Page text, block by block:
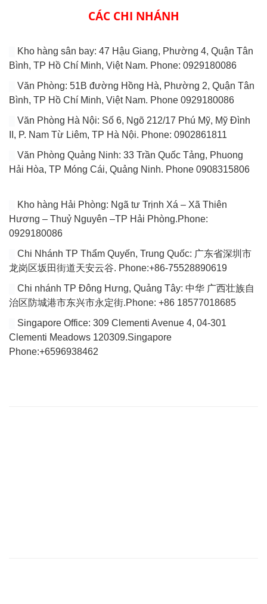
CÁC CHI NHÁNH
Kho hàng sân bay: 47 Hậu Giang, Phường 4, Quận Tân
Bình, TP Hồ Chí Minh, Việt Nam. Phone: 0929180086
Văn Phòng: 51B đường Hồng Hà, Phường 2, Quận Tân
Bình, TP Hồ Chí Minh, Việt Nam. Phone 0929180086
Văn Phòng Hà Nội: Số 6, Ngõ 212/17 Phú Mỹ, Mỹ Đình
II, P. Nam Từ Liêm, TP Hà Nội. Phone: 0902861811
Văn Phòng Quảng Ninh: 33 Trần Quốc Tảng, Phuong
Hải Hòa, TP Móng Cái, Quảng Ninh. Phone 0908315806
Kho hàng Hải Phòng: Ngã tư Trịnh Xá – Xã Thiên
Hương – Thuỷ Nguyên –TP Hải Phòng.Phone:
0929180086
Chi Nhánh TP Thẩm Quyến, Trung Quốc: 广东省深圳市
龙岗区坂田街道天安云谷. Phone:+86-75528890619
Chi nhánh TP Đông Hưng, Quảng Tây: 中华 广西壮族自
治区防城港市东兴市永定街.Phone: +86 18577018685
Singapore Office: 309 Clementi Avenue 4, 04-301
Clementi Meadows 120309.Singapore
Phone:+6596938462